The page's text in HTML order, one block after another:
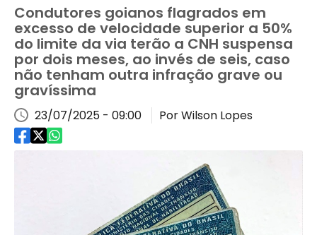
Condutores goianos flagrados em
excesso de velocidade superior a 50%
do limite da via terão a CNH suspensa
por dois meses, ao invés de seis, caso
não tenham outra infração grave ou
gravíssima
23/07/2025 - 09:00 Por Wilson Lopes